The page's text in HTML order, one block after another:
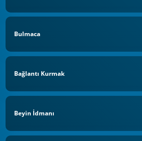
Bulmaca
Bağlantı Kurmak
Beyin İdmanı